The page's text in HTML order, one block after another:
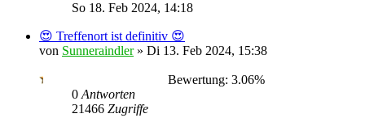
So 18. Feb 2024, 14:18
😍 Treffenort ist definitiv 😍
von Sunneraindler» Di 13. Feb 2024, 15:38
Bewertung: 3.06%
0 Antworten
21466 Zugriffe